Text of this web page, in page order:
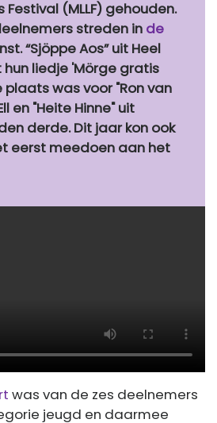
Festival (MLLF) gehouden.
streden in de
“Sjöppe Aos” uit Heel
liedje 'Mörge gratis
was voor "Ron van
en "Heite Hinne" uit
derde. Dit jaar kon ook
eerst meedoen aan het
was van de zes deelnemers
jeugd en daarmee